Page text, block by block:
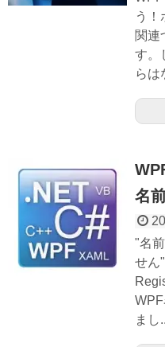
う！
関連
す。
らは
名
"名
せん
まし